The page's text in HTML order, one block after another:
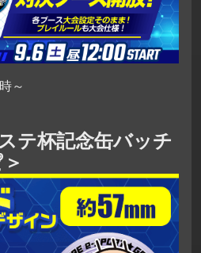
時～
テ杯記念缶バッチ